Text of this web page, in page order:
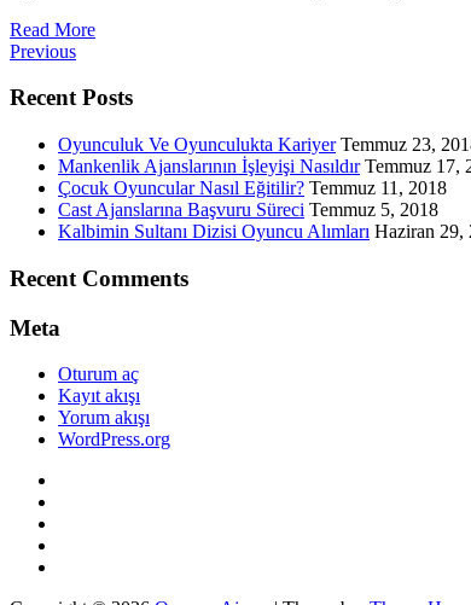
Read More
Previous
Recent Posts
Oyunculuk Ve Oyunculukta Kariyer Temmuz 23,
Mankenlik Ajanslarının İşleyişi Nasıldır Temmuz 17,
Çocuk Oyuncular Nasıl Eğitilir? Temmuz 11, 2018
Cast Ajanslarına Başvuru Süreci Temmuz 5, 2018
Kalbimin Sultanı Dizisi Oyuncu Alımları Haziran 29,
Recent Comments
Meta
Oturum aç
Kayıt akışı
Yorum akışı
WordPress.org